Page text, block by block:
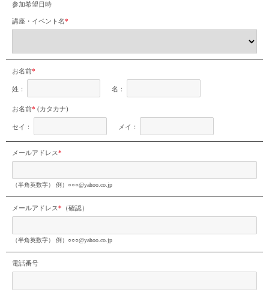
参加希望日時
講座・イベント名*
お名前*
姓： 名：
お名前* (カタカナ)
セイ： メイ：
メールアドレス*
（半角英数字） 例）○○○@yahoo.co.jp
メールアドレス* （確認）
（半角英数字） 例）○○○@yahoo.co.jp
電話番号